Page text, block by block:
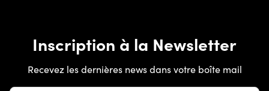
Inscription à la Newsletter
Recevez les dernières news dans votre boîte mail